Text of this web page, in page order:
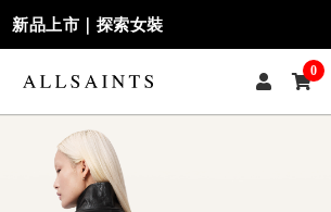
新品上市｜探索女裝
0